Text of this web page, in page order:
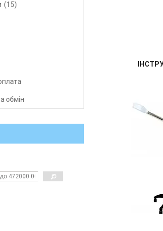
15
обмін